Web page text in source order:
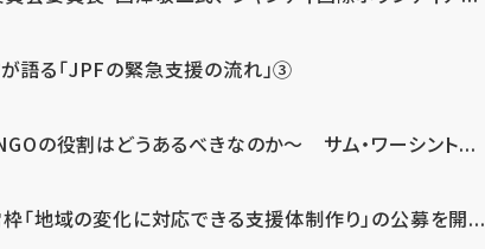
が語る「JPFの緊急支援の流れ」③
の役割はどうあるべきなのか～ サム・ワーシント...
「地域の変化に対応できる支援体制作り」の公募を開...